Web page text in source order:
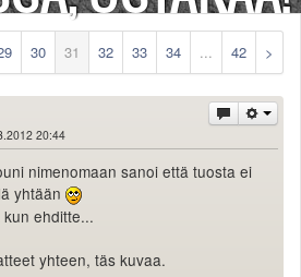
30 31 32 33 34 ... 42 >
20:44
nimenomaan sanoi että tuosta ei
yhtään
ehditte...
yhteen, täs kuvaa.